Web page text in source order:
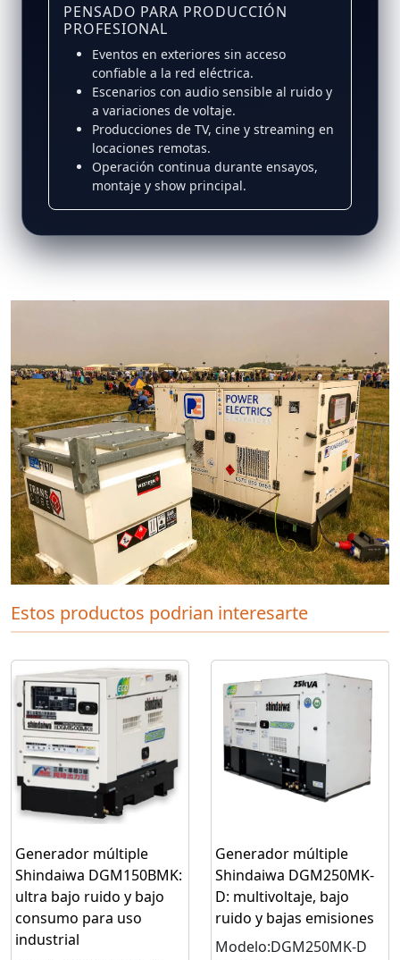
PENSADO PARA PRODUCCIÓN
PROFESIONAL
Eventos en exteriores sin acceso
confiable a la red eléctrica.
Escenarios con audio sensible al ruido y
a variaciones de voltaje.
Producciones de TV, cine y streaming en
locaciones remotas.
Operación continua durante ensayos,
montaje y show principal.
Estos productos podrian interesarte
Generador múltiple
Shindaiwa DGM150BMK:
ultra bajo ruido y bajo
consumo para uso
industrial
Generador múltiple
Shindaiwa DGM250MK-
D: multivoltaje, bajo
ruido y bajas emisiones
Modelo:DGM250MK-D